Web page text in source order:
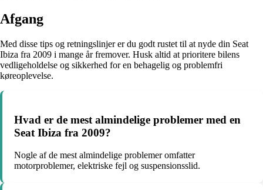
Afgang
Med disse tips og retningslinjer er du godt rustet til at nyde din Seat
Ibiza fra 2009 i mange år fremover. Husk altid at prioritere bilens
vedligeholdelse og sikkerhed for en behagelig og problemfri
køreoplevelse.
Hvad er de mest almindelige problemer med en
Seat Ibiza fra 2009?
Nogle af de mest almindelige problemer omfatter
motorproblemer, elektriske fejl og suspensionsslid.